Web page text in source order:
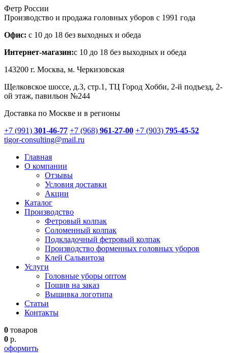
Фетр России
Производство и продажа головных уборов с 1991 года
Офис: с 10 до 18 без выходных и обеда
Интернет-магазин:с 10 до 18 без выходных и обеда
143200 г. Москва, м. Черкизовская
Щелковское шоссе, д.3, стр.1 , ТЦ Город Хобби, 2-й подъезд, 2-
ой этаж, павильон №244
Доставка по Москве и в регионы
+7 (991) 301-46-77 +7 (968) 961-27-00 +7 (903) 795-45-52
tigor-consulting@mail.ru
Главная
О компании
Отзывы
Условия доставки
Акции
Каталог
Производство
Фетровый колпак
Соломенный колпак
Подкладочный фетровый колпак
Производство форменных головных уборов
Клей Сальвитоза
Услуги
Головные уборы оптом
Пошив на заказ
Вышивка логотипа
Статьи
Контакты
0 товаров
0 р.
оформить